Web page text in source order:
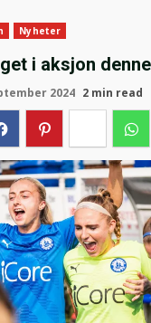
Nyheter
i aksjon
2024 2 min read